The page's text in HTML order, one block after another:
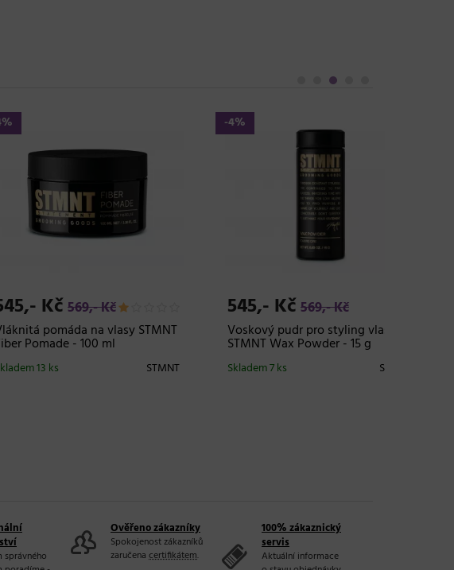
569,- Kč
na vlasy STMNT
- 100 ml
545,- Kč569,- Kč
Voskový pudr pro styling vlasů
STMNT Wax Powder - 15 g
Skladem 7 ks
správného
Ověřeno zákazníky
Spokojenost zákazníků
zaručena certifikátem.
100% zákaznický
servis
Aktuální informace